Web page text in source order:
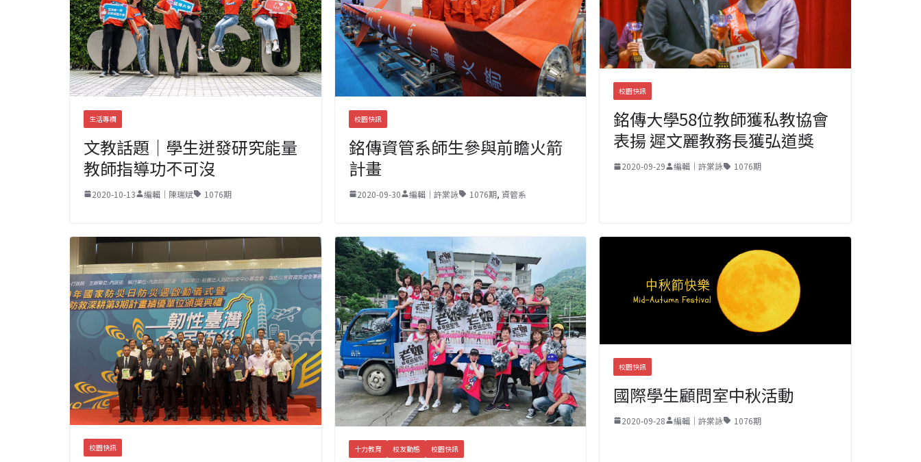
生活專欄
文教話題｜學生迸發研究能量
教師指導功不可沒
2020-10-13 編輯｜陳瑞斌 1076期
校園快訊
銘傳資管系師生參與前瞻火箭
計畫
2020-09-30 編輯｜許棠詠 1076期, 資管系
校園快訊
銘傳大學58位教師獲私教協會
表揚 遲文麗教務長獲弘道獎
2020-09-29 編輯｜許棠詠 1076期
校園快訊 十力教育 校友動態 校園快訊
校園快訊
國際學生顧問室中秋活動
2020-09-28 編輯｜許棠詠 1076期